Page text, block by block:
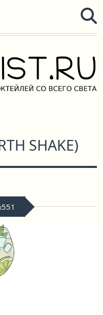
SHAKE)